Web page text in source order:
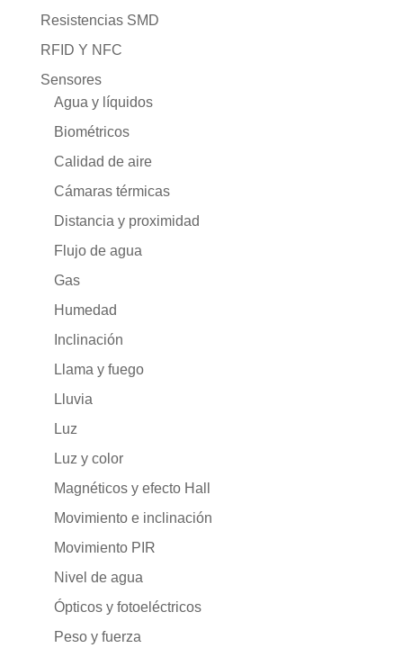
Resistencias SMD
RFID Y NFC
Sensores
Agua y líquidos
Biométricos
Calidad de aire
Cámaras térmicas
Distancia y proximidad
Flujo de agua
Gas
Humedad
Inclinación
Llama y fuego
Lluvia
Luz
Luz y color
Magnéticos y efecto Hall
Movimiento e inclinación
Movimiento PIR
Nivel de agua
Ópticos y fotoeléctricos
Peso y fuerza